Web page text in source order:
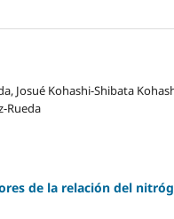
Josué Kohashi-Shibata
Rueda
de la relación del